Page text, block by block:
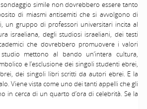
simile non dovrebbero essere tanto
di miasmi antisemiti che si avvolgono di
un gruppo di professori universitari incita al
israeliana, degli studiosi israeliani, dei testi
che dovrebbero promuovere i valori
mettono al bando un’intera cultura,
e l’esclusione dei singoli studenti ebrei,
dei singoli libri scritti da autori ebrei. E la
Viene vista come uno dei tanti appelli che gli
in cerca di un quarto d’ora di celebrità. Se la